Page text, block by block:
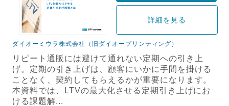
詳細を見る
ダイオーミウラ株式会社（旧ダイオープリンティング）
リピート通販には避けて通れない定期への引き上
げ。定期の引き上げは、顧客にいかに手間を掛ける
ことなく、契約してもらえるかが重要になります。
本資料では、LTVの最大化させる定期引き上げにお
ける課題解...